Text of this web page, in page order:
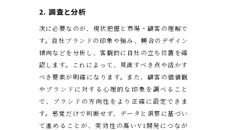
2. 調査と分析
次に必要なのが、現状把握と市場・顧客の理解で
す。自社ブランドの印象や強み、競合のデザイン
傾向などを分析し、客観的に自社の立ち位置を確
認します。これによって、見直すべき点や活かす
べき要素が明確になります。また、顧客の価値観
やブランドに対する心理的な印象を調べること
で、ブランドの方向性をより正確に設定できま
す。感覚だけで判断せず、データと洞察に基づい
て進めることが、実効性の高いVI開発につなが